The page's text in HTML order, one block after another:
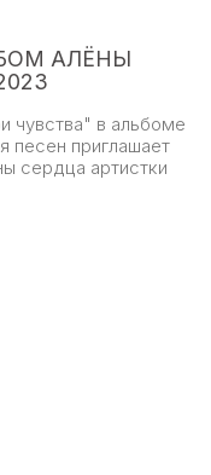
АЛЁНЫ
чувства" в альбоме
песен приглашает
сердца артистки